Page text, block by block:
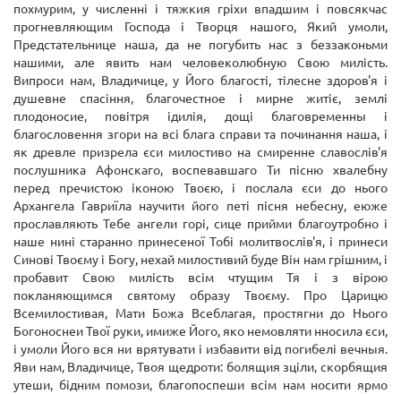
похмурим, у численні і тяжкия гріхи впадшим і повсякчас
прогневляющим Господа і Творця нашого, Який умоли,
Предстательнице наша, да не погубить нас з беззаконьми
нашими, але явить нам человеколюбную Свою милість.
Випроси нам, Владичице, у Його благості, тілесне здоров'я і
душевне спасіння, благочестное і мирне житіє, землі
плодоносие, повітря ідилія, дощі благовременны і
благословення згори на всі блага справи та починання наша, і
як древле призрела єси милостиво на смиренне славослів'я
послушника Афонскаго, воспевавшаго Ти пісню хвалебну
перед пречистою іконою Твоєю, і послала єси до нього
Архангела Гавриїла научити його петі пісня небесну, еюже
прославляють Тебе ангели горі, сице прийми благоутробно і
наше нині старанно принесеної Тобі молитвослів'я, і принеси
Синові Твоєму і Богу, нехай милостивий буде Він нам грішним, і
пробавит Свою милість всім чтущим Тя і з вірою
покланяющимся святому образу Твоєму. Про Царицю
Всемилостивая, Мати Божа Всеблагая, простягни до Нього
Богоноснеи Твої руки, имиже Його, яко немовляти нносила єси,
і умоли Його вся ни врятувати і избавити від погибелі вечныя.
Яви нам, Владичице, Твоя щедроти: болящия зціли, скорбящия
утеши, бідним помози, благопоспеши всім нам носити ярмо